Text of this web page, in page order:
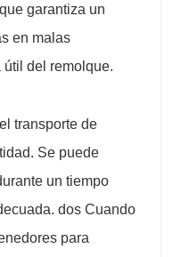
garantiza un
en malas
del remolque.
transporte de
Se puede
un tiempo
dos Cuando
para